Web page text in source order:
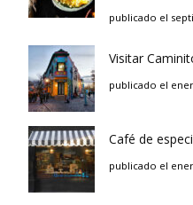
publicado el
Visitar
publicado el
Café de
publicado el